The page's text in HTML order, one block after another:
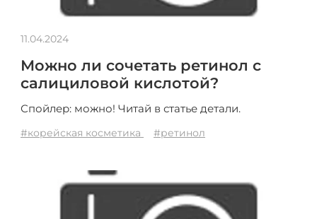
Можно ли сочетать ретинол с
салициловой кислотой?
Спойлер: можно! Читай в статье детали.
11.04.2024
#корейская косметика #ретинол